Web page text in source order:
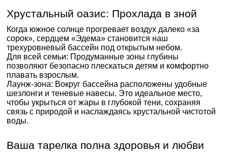
Хрустальный оазис: Прохлада в зной
Когда южное солнце прогревает воздух далеко «за
сорок», сердцем «Эдема» становится наш
трехуровневый бассейн под открытым небом.
Для всей семьи: Продуманные зоны глубины
позволяют безопасно плескаться детям и комфортно
плавать взрослым.
Лаунж-зона: Вокруг бассейна расположены удобные
шезлонги и теневые навесы. Это идеальное место,
чтобы укрыться от жары в глубокой тени, сохраняя
связь с природой и наслаждаясь хрустальной чистотой
воды.
Ваша тарелка полна здоровья и любви